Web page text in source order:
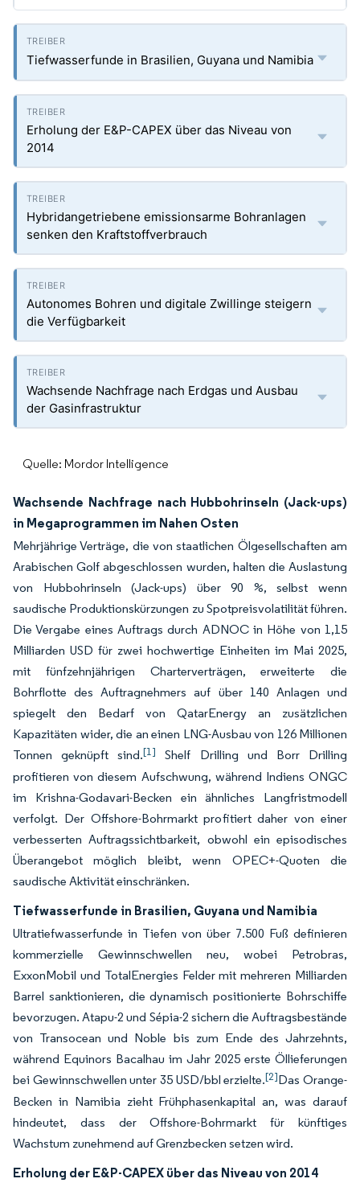
Tiefwasserfunde in Brasilien, Guyana und Namibia
Erholung der E&P-CAPEX über das Niveau von
2014
Hybridangetriebene emissionsarme Bohranlagen
senken den Kraftstoffverbrauch
Autonomes Bohren und digitale Zwillinge steigern
die Verfügbarkeit
Wachsende Nachfrage nach Erdgas und Ausbau
der Gasinfrastruktur
Quelle: Mordor Intelligence
Wachsende Nachfrage nach Hubbohrinseln (Jack-ups)
in Megaprogrammen im Nahen Osten
Mehrjährige Verträge, die von staatlichen Ölgesellschaften am
Arabischen Golf abgeschlossen wurden, halten die Auslastung
von Hubbohrinseln (Jack-ups) über 90 %, selbst wenn
saudische Produktionskürzungen zu Spotpreisvolatilität führen.
Die Vergabe eines Auftrags durch ADNOC in Höhe von 1,15
Milliarden USD für zwei hochwertige Einheiten im Mai 2025,
mit fünfzehnjährigen Charterverträgen, erweiterte die
Bohrflotte des Auftragnehmers auf über 140 Anlagen und
spiegelt den Bedarf von QatarEnergy an zusätzlichen
Kapazitäten wider, die an einen LNG-Ausbau von 126 Millionen
Tonnen geknüpft sind.[1]
Shelf Drilling und Borr Drilling
profitieren von diesem Aufschwung, während Indiens ONGC
im Krishna-Godavari-Becken ein ähnliches Langfristmodell
verfolgt. Der Offshore-Bohrmarkt profitiert daher von einer
verbesserten Auftragssichtbarkeit, obwohl ein episodisches
Überangebot möglich bleibt, wenn OPEC+-Quoten die
saudische Aktivität einschränken.
Tiefwasserfunde in Brasilien, Guyana und Namibia
Ultratiefwasserfunde in Tiefen von über 7.500 Fuß definieren
kommerzielle Gewinnschwellen neu, wobei Petrobras,
ExxonMobil und TotalEnergies Felder mit mehreren Milliarden
Barrel sanktionieren, die dynamisch positionierte Bohrschiffe
bevorzugen. Atapu-2 und Sépia-2 sichern die Auftragsbestände
von Transocean und Noble bis zum Ende des Jahrzehnts,
während Equinors Bacalhau im Jahr 2025 erste Öllieferungen
bei Gewinnschwellen unter 35 USD/bbl erzielte.[2]Das Orange-
Becken in Namibia zieht Frühphasenkapital an, was darauf
hindeutet, dass der Offshore-Bohrmarkt für künftiges
Wachstum zunehmend auf Grenzbecken setzen wird.
Erholung der E&P-CAPEX über das Niveau von 2014